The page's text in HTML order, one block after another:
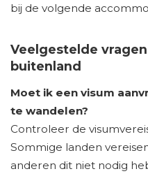
bij de volgende
Veelgestelde
buitenland
Moet ik een visum
te wandelen?
Controleer de
Sommige landen
anderen dit niet nodig